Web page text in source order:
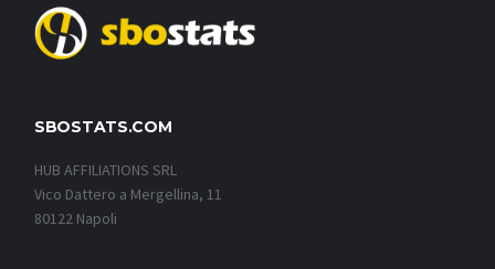
SBOSTATS.COM
HUB AFFILIATIONS SRL
Vico Dattero a Mergellina, 11
80122 Napoli